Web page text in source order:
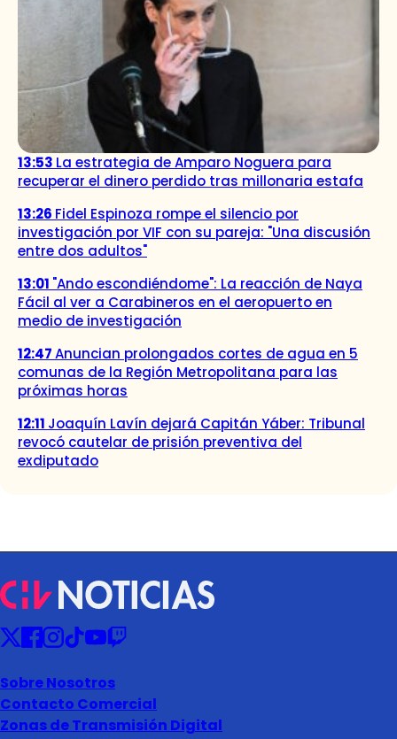
13:53 La estrategia de Amparo Noguera para
recuperar el dinero perdido tras millonaria estafa
13:26 Fidel Espinoza rompe el silencio por
investigación por VIF con su pareja: "Una discusión
entre dos adultos"
13:01 "Ando escondiéndome": La reacción de Naya
Fácil al ver a Carabineros en el aeropuerto en
medio de investigación
12:47Anuncian prolongados cortes de agua en 5
comunas de la Región Metropolitana para las
próximas horas
12:11 Joaquín Lavín dejará Capitán Yáber: Tribunal
revocó cautelar de prisión preventiva del
exdiputado
Sobre Nosotros
Contacto Comercial
Zonas de Transmisión Digital